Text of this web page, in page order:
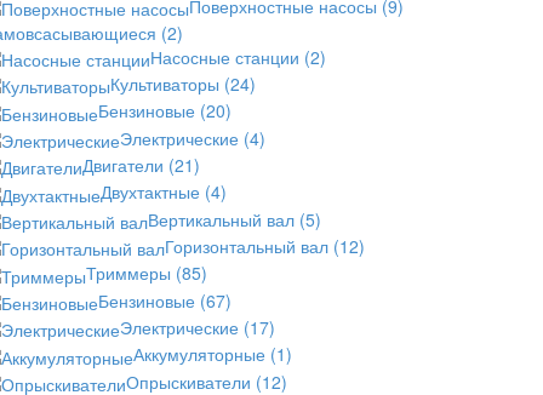
Поверхностные насосы (9)
(2)
Насосные станции (2)
Культиваторы (24)
Бензиновые (20)
Электрические (4)
Двигатели (21)
Двухтактные (4)
Вертикальный вал (5)
Горизонтальный вал (12)
Триммеры (85)
Бензиновые (67)
Электрические (17)
Аккумуляторные (1)
Опрыскиватели (12)